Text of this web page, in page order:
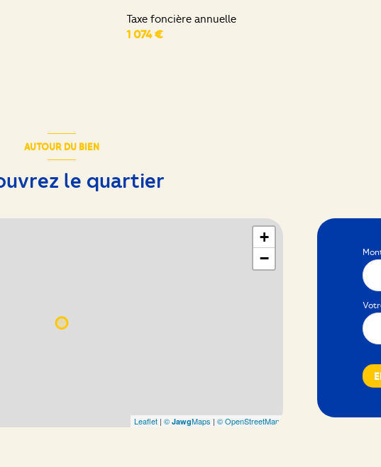
Taxe foncière annuelle
1 074 €
AUTOUR DU BIEN
le quartier
+
−
Leaflet | © JawgMaps | © OpenStreetMap